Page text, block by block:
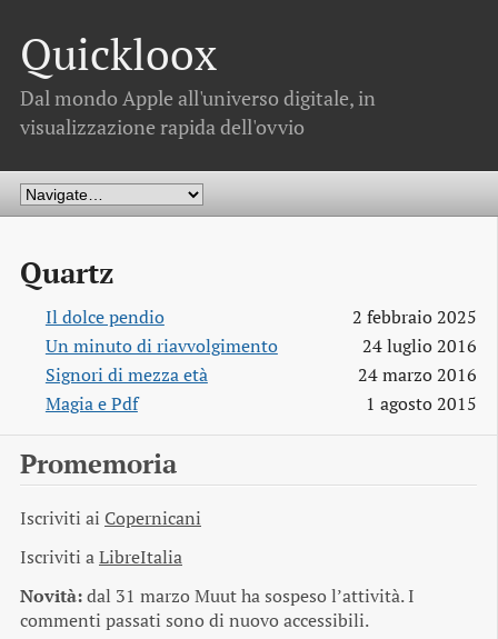
Quickloox
Dal mondo Apple all'universo digitale, in
visualizzazione rapida dell'ovvio
Quartz
Il dolce pendio
2 febbraio 2025
Un minuto di riavvolgimento
24 luglio 2016
Signori di mezza età
24 marzo 2016
Magia e Pdf
1 agosto 2015
Promemoria
Iscriviti ai Copernicani
Iscriviti aLibreItalia
Novità:dal 31 marzo Muut ha sospeso l’attività. I
commenti passati sono di nuovo accessibili.